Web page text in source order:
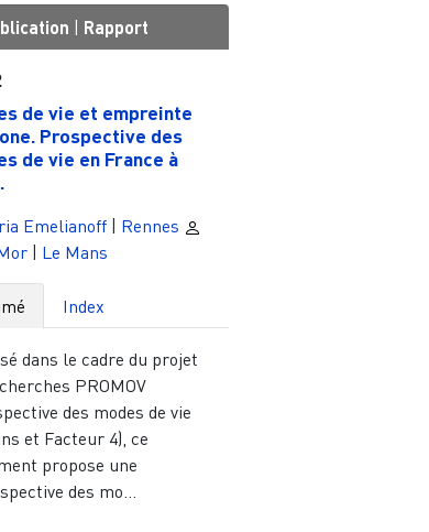
| Rapport
de vie et empreinte
Prospective des
de vie en France à
Emelianoff | Rennes
| Le Mans
Index
dans le cadre du projet
PROMOV
des modes de vie
et Facteur 4), ce
propose une
des mo...